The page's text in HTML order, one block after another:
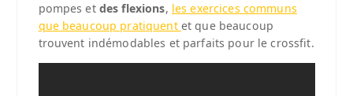
pompes etdes flexions, les exercices communs
que beaucoup pratiquent et que beaucoup
trouvent indémodables et parfaits pour le crossfit.